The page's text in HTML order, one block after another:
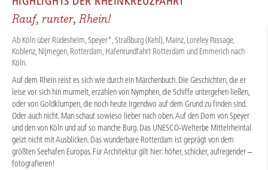
Rauf, runter, Rhein!
Ab Köln über Rüdesheim, Speyer*, Straßburg (Kehl), Mainz, Loreley Passage,
Koblenz, Nijmegen, Rotterdam, Hafenrundfahrt Rotterdam und Emmerich nach
Köln.
Auf dem Rhein reist es sich wie durch ein Märchenbuch. Die Geschichten, die er
leise vor sich hin murmelt, erzählen von Nymphen, die Schiffe untergehen ließen,
oder von Goldklumpen, die noch heute irgendwo auf dem Grund zu finden sind.
Oder auch nicht. Man schaut sowieso lieber nach oben. Auf den Dom von Speyer
und den von Köln und auf so manche Burg. Das UNESCO-Welterbe Mittelrheintal
geizt nicht mit Ausblicken. Das wunderbare Rotterdam ist geprägt von dem
größten Seehafen Europas. Für Architektur gilt hier: höher, schicker, aufregender –
fotografieren!